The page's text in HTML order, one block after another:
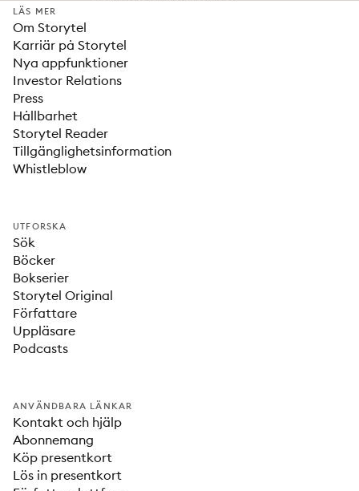
LÄS MER
Om Storytel
Karriär på Storytel
Nya appfunktioner
Investor Relations
Press
Hållbarhet
Storytel Reader
Tillgänglighetsinformation
Whistleblow
UTFORSKA
Sök
Böcker
Bokserier
Storytel Original
Författare
Uppläsare
Podcasts
ANVÄNDBARA LÄNKAR
Kontakt och hjälp
Abonnemang
Köp presentkort
Lös in presentkort